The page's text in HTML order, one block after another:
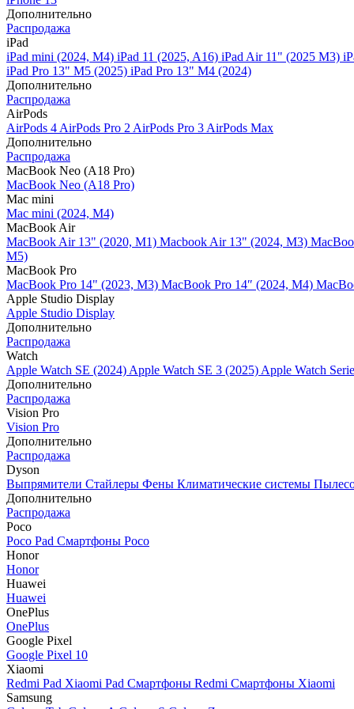
Дополнительно
Распродажа
iPad
iPad mini (2024, M4) iPad 11 (2025, A16) iPad Air 11" (2025 M3)
iPad Pro 13" M5 (2025) iPad Pro 13" M4 (2024)
Дополнительно
Распродажа
AirPods
AirPods 4 AirPods Pro 2 AirPods Pro 3 AirPods Max
Дополнительно
Распродажа
MacBook Neo (A18 Pro)
MacBook Neo (A18 Pro)
Mac mini
Mac mini (2024, M4)
MacBook Air
MacBook Air 13" (2020, M1) Macbook Air 13" (2024, M3)
M5)
MacBook Pro
MacBook Pro 14" (2023, M3) MacBook Pro 14″ (2024, M4)
Apple Studio Display
Apple Studio Display
Дополнительно
Распродажа
Watch
Apple Watch SE (2024) Apple Watch SE 3 (2025) Apple Watch
Дополнительно
Распродажа
Vision Pro
Vision Pro
Дополнительно
Распродажа
Dyson
Выпрямители Стайлеры Фены Климатические системы
Дополнительно
Распродажа
Poco
Poco Pad Смартфоны Poco
Honor
Honor
Huawei
Huawei
OnePlus
OnePlus
Google Pixel
Google Pixel 10
Xiaomi
Redmi Pad Xiaomi Pad Смартфоны Redmi Смартфоны Xiaomi
Samsung